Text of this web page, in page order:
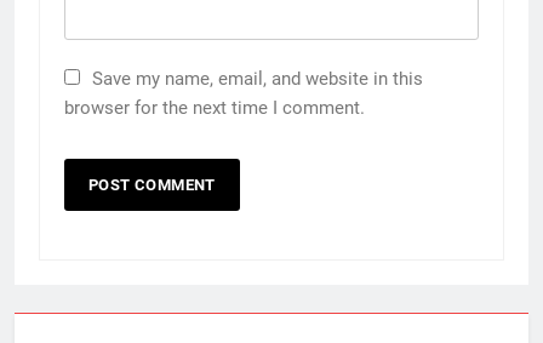
Save my name, email, and website in this
browser for the next time I comment.